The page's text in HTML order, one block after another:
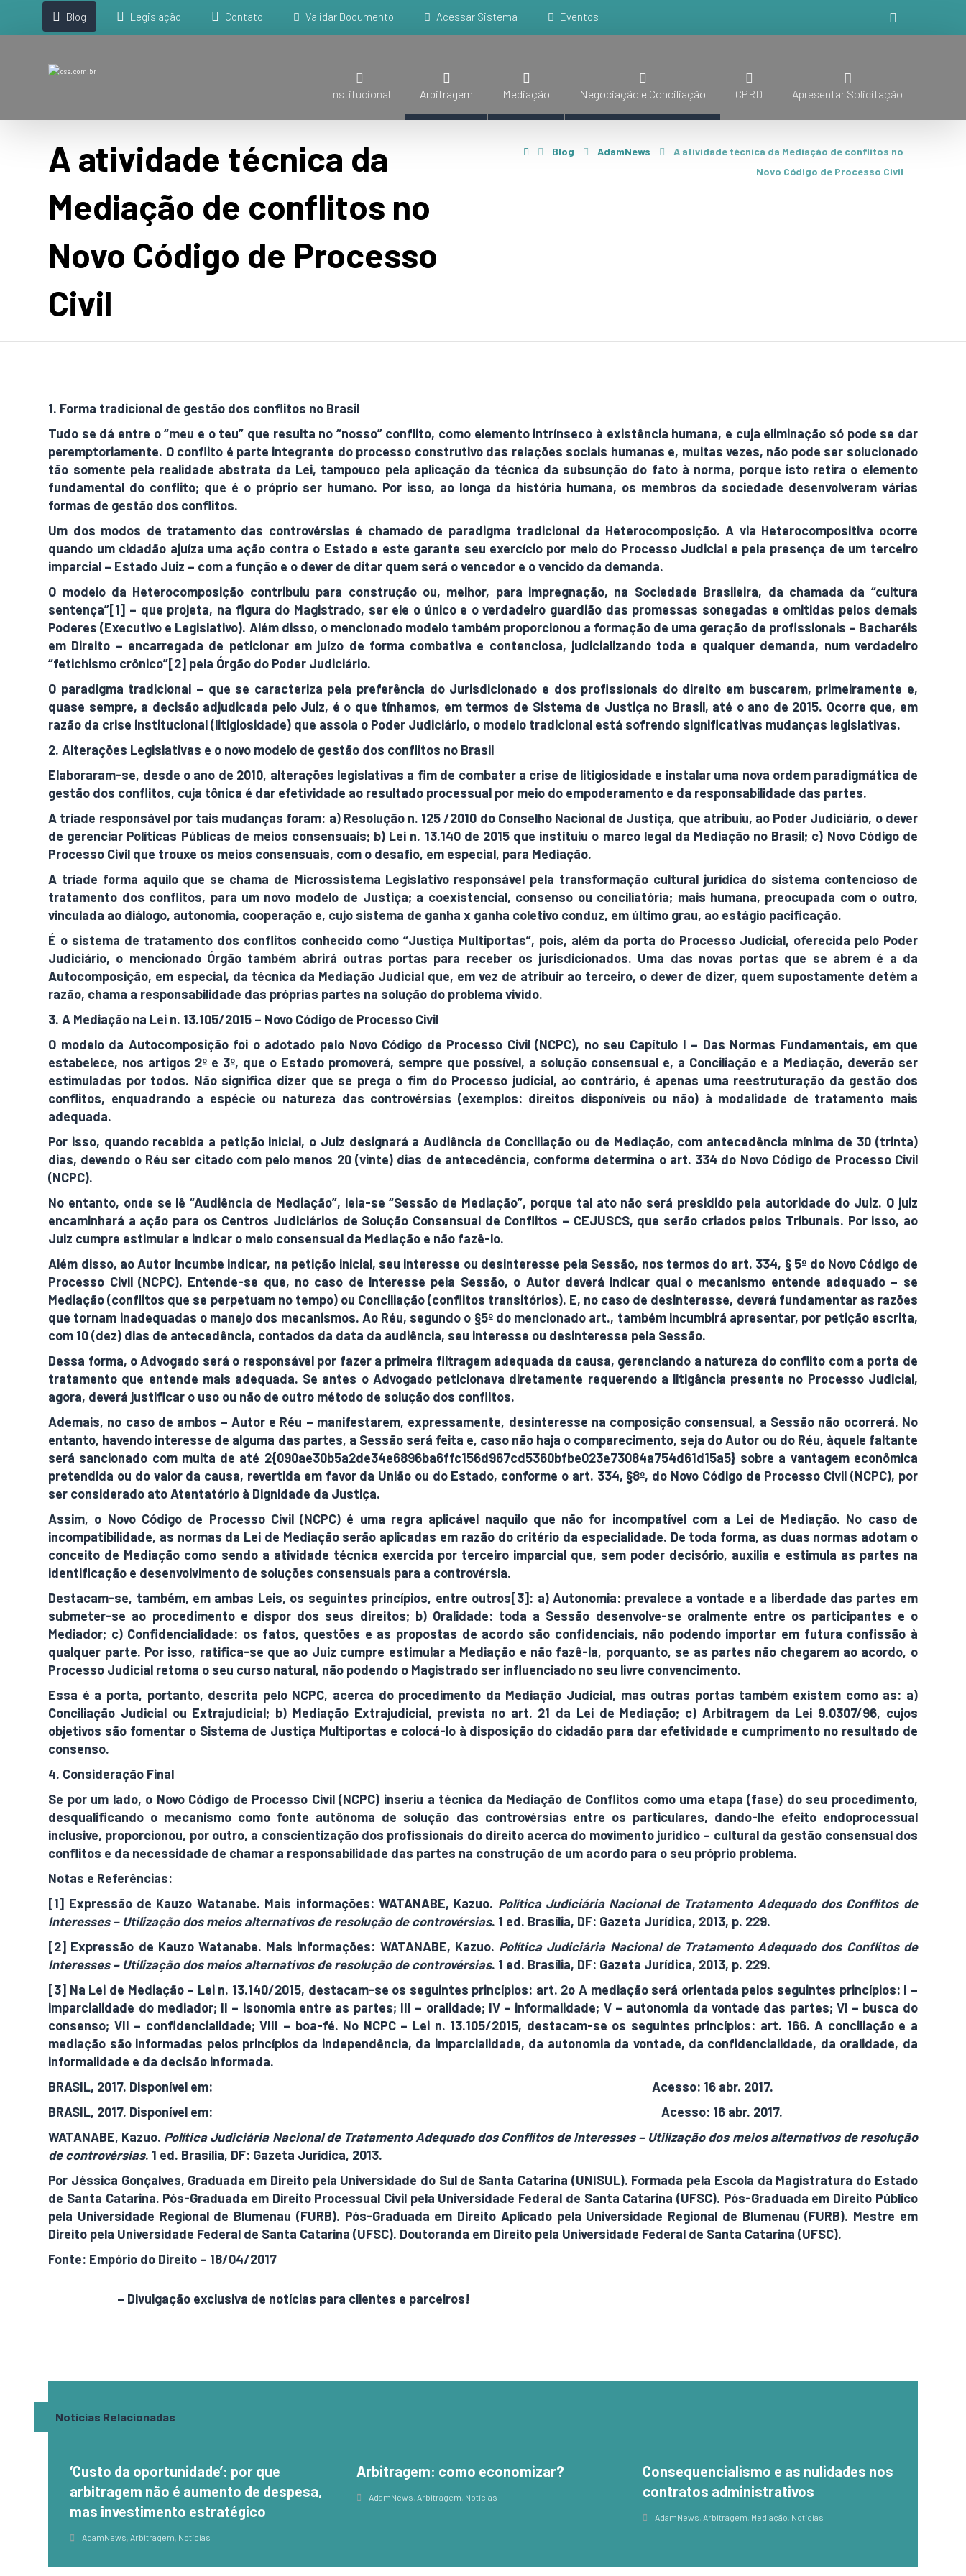
Blog Legislação Contato Validar Documento Acessar Sistema Eventos
Institucional Arbitragem Mediação Negociação e Conciliação CPRD Apresentar Solicitação
A atividade técnica da
Mediação de conflitos no
Novo Código de Processo
Civil
Blog AdamNews
A atividade técnica da Mediação de conflitos no
Novo Código de Processo Civil
1. Forma tradicional de gestão dos conflitos no Brasil
Tudo se dá entre o “meu e o teu” que resulta no “nosso” conflito, como elemento intrínseco à existência humana, e cuja eliminação só pode se dar
peremptoriamente. O conflito é parte integrante do processo construtivo das relações sociais humanas e, muitas vezes, não pode ser solucionado
tão somente pela realidade abstrata da Lei, tampouco pela aplicação da técnica da subsunção do fato à norma, porque isto retira o elemento
fundamental do conflito; que é o próprio ser humano. Por isso, ao longa da história humana, os membros da sociedade desenvolveram várias
formas de gestão dos conflitos.
Um dos modos de tratamento das controvérsias é chamado de paradigma tradicional da Heterocomposição. A via Heterocompositiva ocorre
quando um cidadão ajuíza uma ação contra o Estado e este garante seu exercício por meio do Processo Judicial e pela presença de um terceiro
imparcial – Estado Juiz – com a função e o dever de ditar quem será o vencedor e o vencido da demanda.
O modelo da Heterocomposição contribuiu para construção ou, melhor, para impregnação, na Sociedade Brasileira, da chamada da “cultura
sentença”[1] – que projeta, na figura do Magistrado, ser ele o único e o verdadeiro guardião das promessas sonegadas e omitidas pelos demais
Poderes (Executivo e Legislativo). Além disso, o mencionado modelo também proporcionou a formação de uma geração de profissionais – Bacharéis
em Direito – encarregada de peticionar em juízo de forma combativa e contenciosa, judicializando toda e qualquer demanda, num verdadeiro
“fetichismo crônico”[2] pela Órgão do Poder Judiciário.
O paradigma tradicional – que se caracteriza pela preferência do Jurisdicionado e dos profissionais do direito em buscarem, primeiramente e,
quase sempre, a decisão adjudicada pelo Juiz, é o que tínhamos, em termos de Sistema de Justiça no Brasil, até o ano de 2015. Ocorre que, em
razão da crise institucional (litigiosidade) que assola o Poder Judiciário, o modelo tradicional está sofrendo significativas mudanças legislativas.
2. Alterações Legislativas e o novo modelo de gestão dos conflitos no Brasil
Elaboraram-se, desde o ano de 2010, alterações legislativas a fim de combater a crise de litigiosidade e instalar uma nova ordem paradigmática de
gestão dos conflitos, cuja tônica é dar efetividade ao resultado processual por meio do empoderamento e da responsabilidade das partes.
A tríade responsável por tais mudanças foram: a) Resolução n. 125 /2010 do Conselho Nacional de Justiça, que atribuiu, ao Poder Judiciário, o dever
de gerenciar Políticas Públicas de meios consensuais; b) Lei n. 13.140 de 2015 que instituiu o marco legal da Mediação no Brasil; c) Novo Código de
Processo Civil que trouxe os meios consensuais, com o desafio, em especial, para Mediação.
A tríade forma aquilo que se chama de Microssistema Legislativo responsável pela transformação cultural jurídica do sistema contencioso de
tratamento dos conflitos, para um novo modelo de Justiça; a coexistencial, consenso ou conciliatória; mais humana, preocupada com o outro,
vinculada ao diálogo, autonomia, cooperação e, cujo sistema de ganha x ganha coletivo conduz, em último grau, ao estágio pacificação.
É o sistema de tratamento dos conflitos conhecido como “Justiça Multiportas”, pois, além da porta do Processo Judicial, oferecida pelo Poder
Judiciário, o mencionado Órgão também abrirá outras portas para receber os jurisdicionados. Uma das novas portas que se abrem é a da
Autocomposição, em especial, da técnica da Mediação Judicial que, em vez de atribuir ao terceiro, o dever de dizer, quem supostamente detém a
razão, chama a responsabilidade das próprias partes na solução do problema vivido.
3. A Mediação na Lei n. 13.105/2015 – Novo Código de Processo Civil
O modelo da Autocomposição foi o adotado pelo Novo Código de Processo Civil (NCPC), no seu Capítulo I – Das Normas Fundamentais, em que
estabelece, nos artigos 2º e 3º, que o Estado promoverá, sempre que possível, a solução consensual e, a Conciliação e a Mediação, deverão ser
estimuladas por todos. Não significa dizer que se prega o fim do Processo judicial, ao contrário, é apenas uma reestruturação da gestão dos
conflitos, enquadrando a espécie ou natureza das controvérsias (exemplos: direitos disponíveis ou não) à modalidade de tratamento mais
adequada.
Por isso, quando recebida a petição inicial, o Juiz designará a Audiência de Conciliação ou de Mediação, com antecedência mínima de 30 (trinta)
dias, devendo o Réu ser citado com pelo menos 20 (vinte) dias de antecedência, conforme determina o art. 334 do Novo Código de Processo Civil
(NCPC).
No entanto, onde se lê “Audiência de Mediação”, leia-se “Sessão de Mediação”, porque tal ato não será presidido pela autoridade do Juiz. O juiz
encaminhará a ação para os Centros Judiciários de Solução Consensual de Conflitos – CEJUSCS, que serão criados pelos Tribunais. Por isso, ao
Juiz cumpre estimular e indicar o meio consensual da Mediação e não fazê-lo.
Além disso, ao Autor incumbe indicar, na petição inicial, seu interesse ou desinteresse pela Sessão, nos termos do art. 334, § 5º do Novo Código de
Processo Civil (NCPC). Entende-se que, no caso de interesse pela Sessão, o Autor deverá indicar qual o mecanismo entende adequado – se
Mediação (conflitos que se perpetuam no tempo) ou Conciliação (conflitos transitórios). E, no caso de desinteresse, deverá fundamentar as razões
que tornam inadequadas o manejo dos mecanismos. Ao Réu, segundo o §5º do mencionado art., também incumbirá apresentar, por petição escrita,
com 10 (dez) dias de antecedência, contados da data da audiência, seu interesse ou desinteresse pela Sessão.
Dessa forma, o Advogado será o responsável por fazer a primeira filtragem adequada da causa, gerenciando a natureza do conflito com a porta de
tratamento que entende mais adequada. Se antes o Advogado peticionava diretamente requerendo a litigância presente no Processo Judicial,
agora, deverá justificar o uso ou não de outro método de solução dos conflitos.
Ademais, no caso de ambos – Autor e Réu – manifestarem, expressamente, desinteresse na composição consensual, a Sessão não ocorrerá. No
entanto, havendo interesse de alguma das partes, a Sessão será feita e, caso não haja o comparecimento, seja do Autor ou do Réu, àquele faltante
será sancionado com multa de até 2{090ae30b5a2de34e6896ba6ffc156d967cd5360bfbe023e73084a754d61d15a5} sobre a vantagem econômica
pretendida ou do valor da causa, revertida em favor da União ou do Estado, conforme o art. 334, §8º, do Novo Código de Processo Civil (NCPC), por
ser considerado ato Atentatório à Dignidade da Justiça.
Assim, o Novo Código de Processo Civil (NCPC) é uma regra aplicável naquilo que não for incompatível com a Lei de Mediação. No caso de
incompatibilidade, as normas da Lei de Mediação serão aplicadas em razão do critério da especialidade. De toda forma, as duas normas adotam o
conceito de Mediação como sendo a atividade técnica exercida por terceiro imparcial que, sem poder decisório, auxilia e estimula as partes na
identificação e desenvolvimento de soluções consensuais para a controvérsia.
Destacam-se, também, em ambas Leis, os seguintes princípios, entre outros[3]: a) Autonomia: prevalece a vontade e a liberdade das partes em
submeter-se ao procedimento e dispor dos seus direitos; b) Oralidade: toda a Sessão desenvolve-se oralmente entre os participantes e o
Mediador; c) Confidencialidade: os fatos, questões e as propostas de acordo são confidenciais, não podendo importar em futura confissão à
qualquer parte. Por isso, ratifica-se que ao Juiz cumpre estimular a Mediação e não fazê-la, porquanto, se as partes não chegarem ao acordo, o
Processo Judicial retoma o seu curso natural, não podendo o Magistrado ser influenciado no seu livre convencimento.
Essa é a porta, portanto, descrita pelo NCPC, acerca do procedimento da Mediação Judicial, mas outras portas também existem como as: a)
Conciliação Judicial ou Extrajudicial; b) Mediação Extrajudicial, prevista no art. 21 da Lei de Mediação; c) Arbitragem da Lei 9.0307/96, cujos
objetivos são fomentar o Sistema de Justiça Multiportas e colocá-lo à disposição do cidadão para dar efetividade e cumprimento no resultado de
consenso.
4. Consideração Final
Se por um lado, o Novo Código de Processo Civil (NCPC) inseriu a técnica da Mediação de Conflitos como uma etapa (fase) do seu procedimento,
desqualificando o mecanismo como fonte autônoma de solução das controvérsias entre os particulares, dando-lhe efeito endoprocessual
inclusive, proporcionou, por outro, a conscientização dos profissionais do direito acerca do movimento jurídico – cultural da gestão consensual dos
conflitos e da necessidade de chamar a responsabilidade das partes na construção de um acordo para o seu próprio problema.
Notas e Referências:
[1] Expressão de Kauzo Watanabe. Mais informações: WATANABE, Kazuo. Política Judiciária Nacional de Tratamento Adequado dos Conflitos de
Interesses – Utilização dos meios alternativos de resolução de controvérsias. 1 ed. Brasília, DF: Gazeta Jurídica, 2013, p. 229.
[2] Expressão de Kauzo Watanabe. Mais informações: WATANABE, Kazuo. Política Judiciária Nacional de Tratamento Adequado dos Conflitos de
Interesses – Utilização dos meios alternativos de resolução de controvérsias. 1 ed. Brasília, DF: Gazeta Jurídica, 2013, p. 229.
[3] Na Lei de Mediação – Lei n. 13.140/2015, destacam-se os seguintes princípios: art. 2o A mediação será orientada pelos seguintes princípios: I –
imparcialidade do mediador; II – isonomia entre as partes; III – oralidade; IV – informalidade; V – autonomia da vontade das partes; VI – busca do
consenso; VII – confidencialidade; VIII – boa-fé. No NCPC – Lei n. 13.105/2015, destacam-se os seguintes princípios: art. 166. A conciliação e a
mediação são informadas pelos princípios da independência, da imparcialidade, da autonomia da vontade, da confidencialidade, da oralidade, da
informalidade e da decisão informada.
BRASIL, 2017. Disponível em:
Acesso: 16 abr. 2017.
BRASIL, 2017. Disponível em:
Acesso: 16 abr. 2017.
WATANABE, Kazuo. Política Judiciária Nacional de Tratamento Adequado dos Conflitos de Interesses – Utilização dos meios alternativos de resolução
de controvérsias. 1 ed. Brasília, DF: Gazeta Jurídica, 2013.
Por Jéssica Gonçalves, Graduada em Direito pela Universidade do Sul de Santa Catarina (UNISUL). Formada pela Escola da Magistratura do Estado
de Santa Catarina. Pós-Graduada em Direito Processual Civil pela Universidade Federal de Santa Catarina (UFSC). Pós-Graduada em Direito Público
pela Universidade Regional de Blumenau (FURB). Pós-Graduada em Direito Aplicado pela Universidade Regional de Blumenau (FURB). Mestre em
Direito pela Universidade Federal de Santa Catarina (UFSC). Doutoranda em Direito pela Universidade Federal de Santa Catarina (UFSC).
Fonte: Empório do Direito – 18/04/2017
– Divulgação exclusiva de notícias para clientes e parceiros!
Notícias Relacionadas
‘Custo da oportunidade’: por que
arbitragem não é aumento de despesa,
mas investimento estratégico
AdamNews, Arbitragem, Notícias
Arbitragem: como economizar?
AdamNews, Arbitragem, Notícias
Consequencialismo e as nulidades nos
contratos administrativos
AdamNews, Arbitragem, Mediação, Notícias